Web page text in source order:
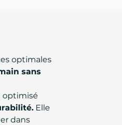
optimales
sans
optimisé
Elle
dans